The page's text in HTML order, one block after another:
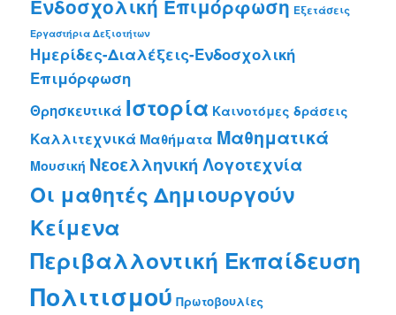
Ενδοσχολική Επιμόρφωση Εξετάσεις
Εργαστήρια Δεξιοτήτων
Ημερίδες-Διαλέξεις-Ενδοσχολική
Επιμόρφωση
Θρησκευτικά Ιστορία Καινοτόμες δράσεις
Καλλιτεχνικά Μαθήματα Μαθηματικά
Μουσική Νεοελληνική Λογοτεχνία
Οι μαθητές Δημιουργούν
Κείμενα
Περιβαλλοντική Εκπαίδευση
Πολιτισμού Πρωτοβουλίες